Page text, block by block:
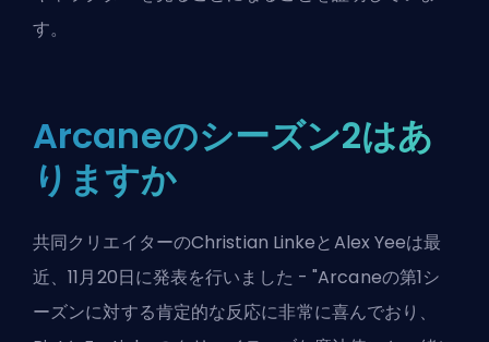
す。
Arcaneのシーズン2はあ
りますか
共同クリエイターのChristian LinkeとAlex Yeeは最
近、11月20日に発表を行いました - "Arcaneの第1シ
ーズンに対する肯定的な反応に非常に喜んでおり、